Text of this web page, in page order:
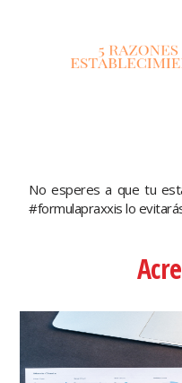
No esperes a que tu
#formulapraxxis lo